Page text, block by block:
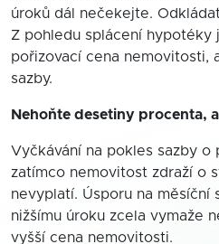
úroků dál nečekejte.
Z pohledu splácení hypotéky
pořizovací cena nemovitosti,
sazby.
Nehoňte desetiny procenta,
Vyčkávání na pokles sazby o
zatímco nemovitost zdraží o
nevyplatí. Úsporu na měsíční
nižšímu úroku zcela vymaže
vyšší cena nemovitosti.